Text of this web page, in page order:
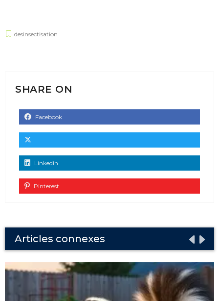
desinsectisation
SHARE ON
Facebook
Linkedin
Pinterest
Articles connexes